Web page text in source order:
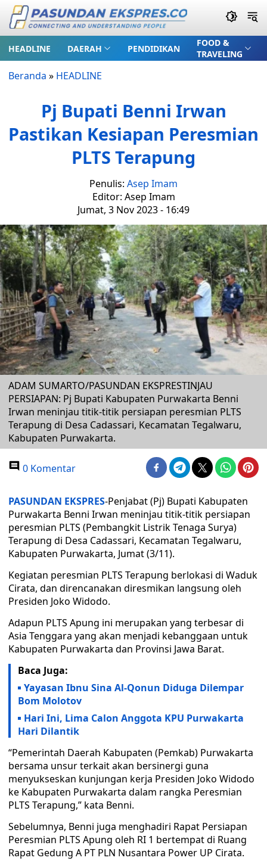
HEADLINE DAERAH PENDIDIKAN
FOOD &
TRAVELING
Beranda » HEADLINE
Pj Bupati Benni Irwan
Pastikan Kesiapan Peresmian
PLTS Terapung
Penulis: Asep Imam
Editor: Asep Imam
Jumat, 3 Nov 2023 - 16:49
ADAM SUMARTO/PASUNDAN EKSPRESTINJAU
PERSIAPAN: Pj Bupati Kabupaten Purwakarta Benni
Irwan meninjau titik-titik persiapan peresmian PLTS
Terapung di Desa Cadassari, Kecamatan Tegalwaru,
Kabupaten Purwakarta.
0 Komentar
PASUNDAN EKSPRES-Penjabat (Pj) Bupati Kabupaten
Purwakarta Benni Irwan meninjau titik-titik persiapan
peresmian PLTS (Pembangkit Listrik Tenaga Surya)
Terapung di Desa Cadassari, Kecamatan Tegalwaru,
Kabupaten Purwakarta, Jumat (3/11).
Kegiatan peresmian PLTS Terapung berlokasi di Waduk
Cirata, dan direncanakan diresmikan langsung oleh
Presiden Joko Widodo.
Adapun PLTS Apung ini merupakan yang terbesar di
Asia Tenggara yang akan menjadi kebanggaan untuk
Kabupaten Purwakarta dan Provinsi Jawa Barat.
Baca Juga:
Yayasan Ibnu Sina Al-Qonun Diduga Dilempar
Bom Molotov
Hari Ini, Lima Calon Anggota KPU Purwakarta
Hari Dilantik
“Pemerintah Daerah Kabupaten (Pemkab) Purwakarta
bersama unsur terkait akan bersinergi guna
menyukseskan kunjungan kerja Presiden Joko Widodo
ke Kabupaten Purwakarta dalam rangka Peresmian
PLTS Terapung,” kata Benni.
Sebelumnya, Benni juga menghadiri Rapat Persiapan
Peresmian PLTS Apung oleh RI 1 bertempat di Ruang
Rapat Gedung A PT PLN Nusantara Power UP Cirata.